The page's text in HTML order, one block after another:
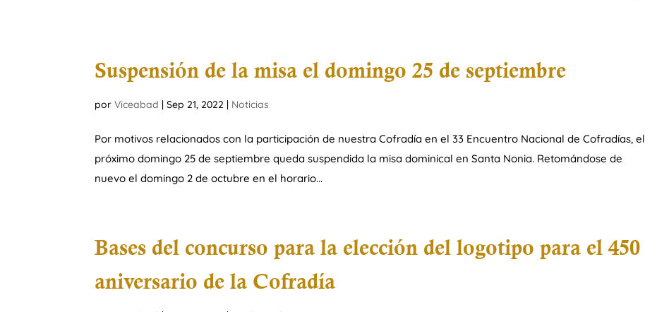
Suspensión de la misa el domingo 25 de septiembre
porViceabad |Sep 21, 2022 | Noticias
Por motivos relacionados con la participación de nuestra Cofradía en el 33 Encuentro Nacional de Cofradías, el
próximo domingo 25 de septiembre queda suspendida la misa dominical en Santa Nonia. Retomándose de
nuevo el domingo 2 de octubre en el horario...
Bases del concurso para la elección del logotipo para el 450
aniversario de la Cofradía